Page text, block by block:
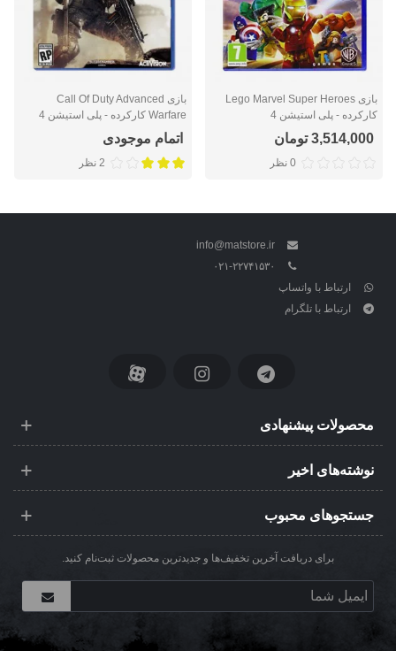
بازی Lego Marvel Super Heroes
کارکرده - پلی استیشن 4
3,514,000 تومان
0 نظر
بازی Call Of Duty Advanced
Warfare کارکرده - پلی استیشن 4
اتمام موجودی
2 نظر
info@matstore.ir
۰۲۱-۲۲۷۴۱۵۳۰
ارتباط با واتساپ
ارتباط با تلگرام
محصولات پیشنهادی
نوشته‌های اخیر
جستجوهای محبوب
برای دریافت آخرین تخفیف‌ها و جدیدترین محصولات ثبت‌نام کنید.